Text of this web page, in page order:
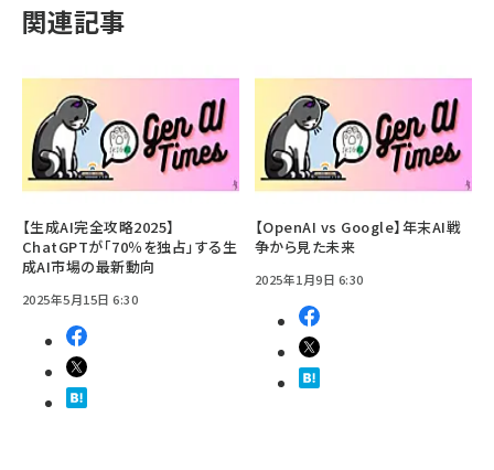
関連記事
【生成AI完全攻略2025】
ChatGPTが「70％を独占」する生
成AI市場の最新動向
2025年5月15日 6:30
【OpenAI vs Google】年末AI戦
争から見た未来
2025年1月9日 6:30